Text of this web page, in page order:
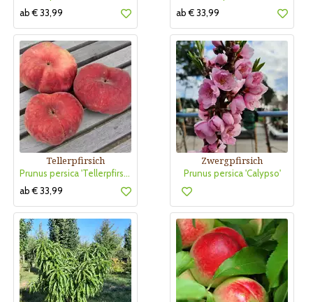
ab € 33,99
ab € 33,99
Tellerpfirsich
Prunus persica 'Tellerpfirsich Gelber Sandwich Bonn'
ab € 33,99
Zwergpfirsich
Prunus persica 'Calypso'